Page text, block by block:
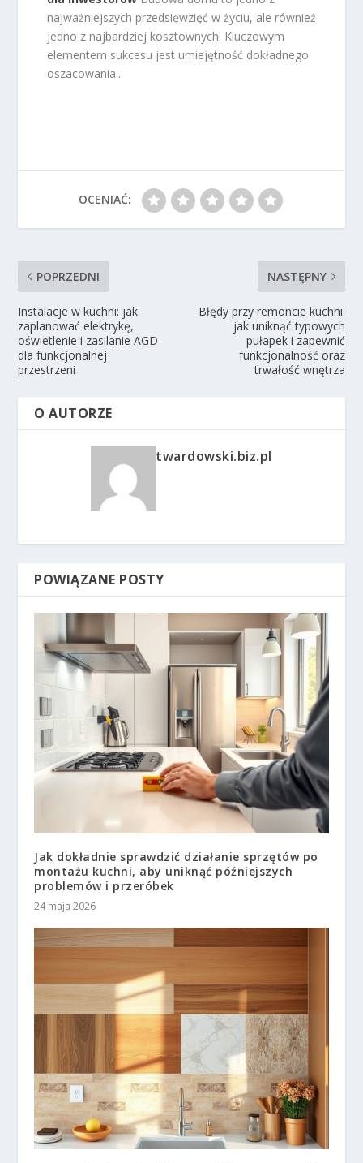
najważniejszych przedsięwzięć w życiu, ale również
jedno z najbardziej kosztownych. Kluczowym
elementem sukcesu jest umiejętność dokładnego
oszacowania...
OCENIAĆ:
POPRZEDNI
Instalacje w kuchni: jak
zaplanować elektrykę,
oświetlenie i zasilanie AGD
dla funkcjonalnej
przestrzeni
NASTĘPNY
Błędy przy remoncie kuchni:
jak uniknąć typowych
pułapek i zapewnić
funkcjonalność oraz
trwałość wnętrza
O AUTORZE
twardowski.biz.pl
POWIĄZANE POSTY
Jak dokładnie sprawdzić działanie sprzętów po
montażu kuchni, aby uniknąć późniejszych
problemów i przeróbek
24 maja 2026